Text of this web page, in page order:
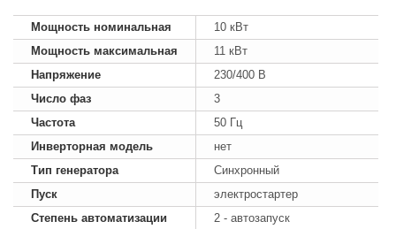
Мощность номинальная
10 кВт
Мощность максимальная
11 кВт
Напряжение
230/400 В
Число фаз
3
Частота
50 Гц
Инверторная модель
нет
Тип генератора
Синхронный
Пуск
электростартер
Степень автоматизации
2 - автозапуск